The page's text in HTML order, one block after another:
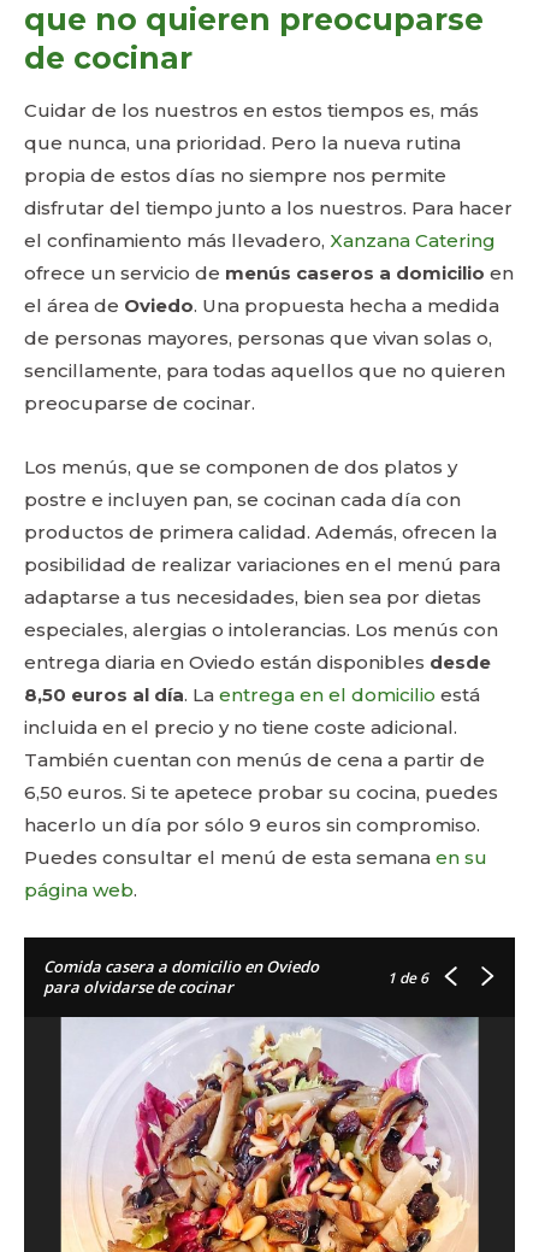
que no quieren preocuparse
de cocinar
Cuidar de los nuestros en estos tiempos es, más
que nunca, una prioridad. Pero la nueva rutina
propia de estos días no siempre nos permite
disfrutar del tiempo junto a los nuestros. Para hacer
el confinamiento más llevadero, Xanzana Catering
ofrece un servicio de menús caseros a domicilio en
el área de Oviedo. Una propuesta hecha a medida
de personas mayores, personas que vivan solas o,
sencillamente, para todas aquellos que no quieren
preocuparse de cocinar.
Los menús, que se componen de dos platos y
postre e incluyen pan, se cocinan cada día con
productos de primera calidad. Además, ofrecen la
posibilidad de realizar variaciones en el menú para
adaptarse a tus necesidades, bien sea por dietas
especiales, alergias o intolerancias. Los menús con
entrega diaria en Oviedo están disponibles desde
8,50 euros al día. La entrega en el domicilio está
incluida en el precio y no tiene coste adicional.
También cuentan con menús de cena a partir de
6,50 euros. Si te apetece probar su cocina, puedes
hacerlo un día por sólo 9 euros sin compromiso.
Puedes consultar el menú de esta semana en su
página web.
Comida casera a domicilio en Oviedo
para olvidarse de cocinar
1 de 6